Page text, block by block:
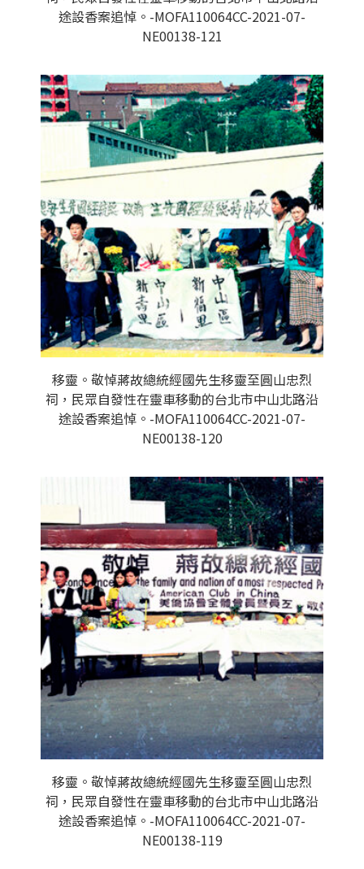
途設香案追悼。-MOFA110064CC-2021-07-
NE00138-121
移靈。敬悼蔣故總統經國先生移靈至圓山忠烈
祠，民眾自發性在靈車移動的台北市中山北路沿
途設香案追悼。-MOFA110064CC-2021-07-
NE00138-120
移靈。敬悼蔣故總統經國先生移靈至圓山忠烈
祠，民眾自發性在靈車移動的台北市中山北路沿
途設香案追悼。-MOFA110064CC-2021-07-
NE00138-119